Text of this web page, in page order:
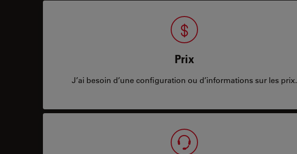
Prix
J’ai besoin d’une configuration ou d’informations sur les prix.